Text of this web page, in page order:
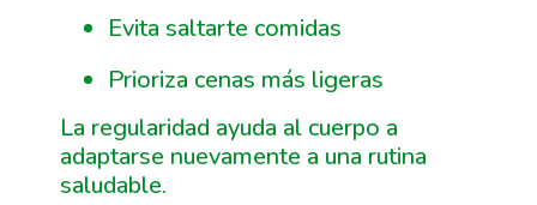
Evita saltarte comidas
Prioriza cenas más ligeras
La regularidad ayuda al cuerpo a
adaptarse nuevamente a una rutina
saludable.